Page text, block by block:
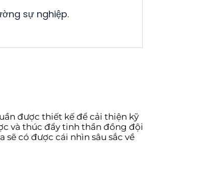
sự nghiệp.
được thiết kế để cải thiện kỹ
và thúc đẩy tinh thần đồng đội
có được cái nhìn sâu sắc về